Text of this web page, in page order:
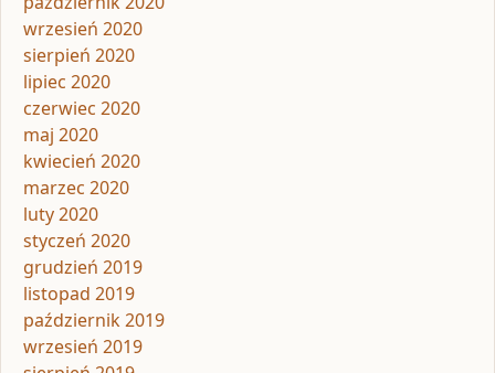
wrzesień 2020
sierpień 2020
lipiec 2020
czerwiec 2020
maj 2020
kwiecień 2020
marzec 2020
luty 2020
styczeń 2020
grudzień 2019
listopad 2019
październik 2019
wrzesień 2019